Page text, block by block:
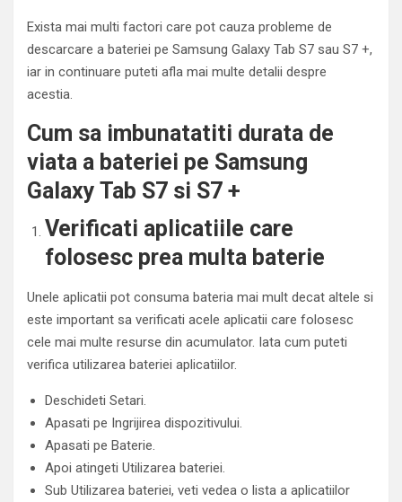
Exista mai multi factori care pot cauza probleme de
descarcare a bateriei pe Samsung Galaxy Tab S7 sau S7 +,
iar in continuare puteti afla mai multe detalii despre
acestia.
Cum sa imbunatatiti durata de
viata a bateriei pe Samsung
Galaxy Tab S7 si S7 +
Verificati aplicatiile care
folosesc prea multa baterie
Unele aplicatii pot consuma bateria mai mult decat altele si
este important sa verificati acele aplicatii care folosesc
cele mai multe resurse din acumulator. Iata cum puteti
verifica utilizarea bateriei aplicatiilor.
Deschideti Setari.
Apasati pe Ingrijirea dispozitivului.
Apasati pe Baterie.
Apoi atingeti Utilizarea bateriei.
Sub Utilizarea bateriei, veti vedea o lista a aplicatiilor